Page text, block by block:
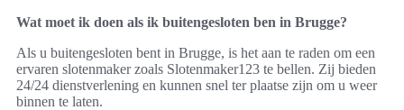
Wat moet ik doen als ik buitengesloten ben in Brugge?
Als u buitengesloten bent in Brugge, is het aan te raden om een
ervaren slotenmaker zoals Slotenmaker123 te bellen. Zij bieden
24/24 dienstverlening en kunnen snel ter plaatse zijn om u weer
binnen te laten.